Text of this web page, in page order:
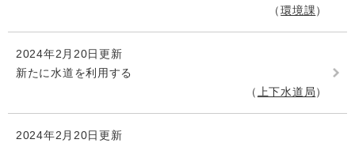
環境課
2024年2月20日更新
新たに水道を利用する
上下水道局
2024年2月20日更新